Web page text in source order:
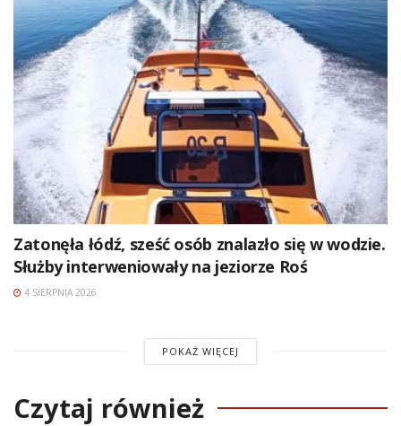
Zatonęła łódź, sześć osób znalazło się w wodzie.
Służby interweniowały na jeziorze Roś
4 SIERPNIA 2026
POKAŻ WIĘCEJ
Czytaj również